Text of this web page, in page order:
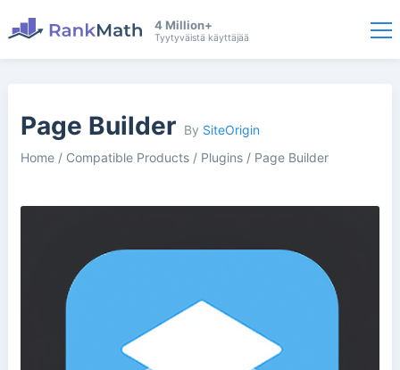
4 Million+
Tyytyväistä käyttäjää
Page Builder By SiteOrigin
Home/ Compatible Products/ Plugins/ Page Builder